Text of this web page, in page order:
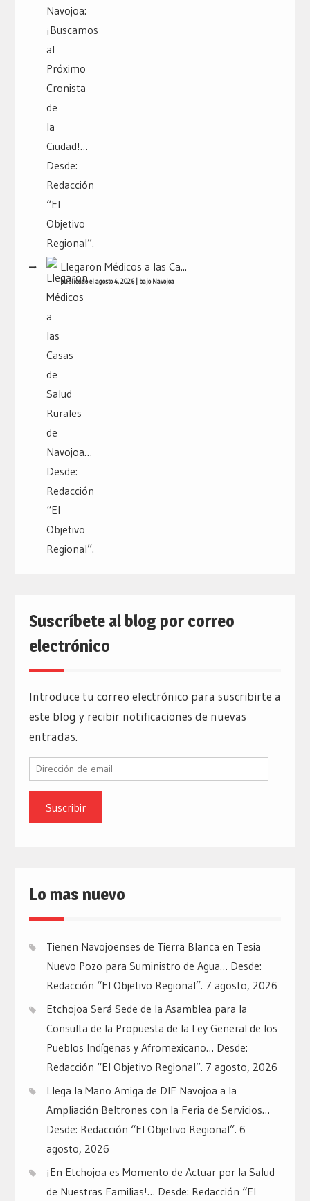
Llegaron Médicos a las Ca...
publicado el agosto 4, 2026| bajoNavojoa
Suscríbete al blog por correo
electrónico
Introduce tu correo electrónico para suscribirte a
este blog y recibir notificaciones de nuevas
entradas.
Dirección
email
Lo mas nuevo
Tienen Navojoenses de Tierra Blanca en Tesia
Nuevo Pozo para Suministro de Agua… Desde:
Redacción “El Objetivo Regional”. 7 agosto, 2026
Etchojoa Será Sede de la Asamblea para la
Consulta de la Propuesta de la Ley General de los
Pueblos Indígenas y Afromexicano… Desde:
Redacción “El Objetivo Regional”. 7 agosto, 2026
Llega la Mano Amiga de DIF Navojoa a la
Ampliación Beltrones con la Feria de Servicios…
Desde: Redacción “El Objetivo Regional”. 6
agosto, 2026
¡En Etchojoa es Momento de Actuar por la Salud
de Nuestras Familias!… Desde: Redacción “El